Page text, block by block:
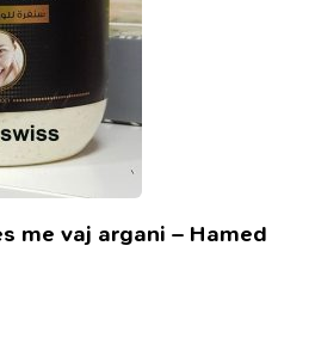
me vaj argani – Hamed